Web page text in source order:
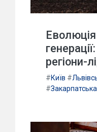
Еволюція
регіони-
#Київ #
#